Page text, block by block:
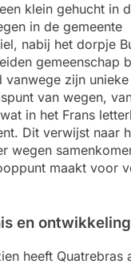
klein gehucht in
in de gemeente
nabij het dorpje
gemeenschap
vanwege zijn
van wegen,
in het Frans
Dit verwijst naar
wegen
maakt voor
en ontwikkeling
heeft Quatrebras